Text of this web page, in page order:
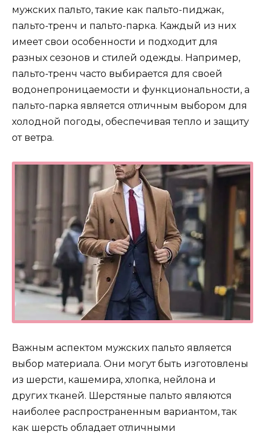
мужских пальто, такие как пальто-пиджак,
пальто-тренч и пальто-парка. Каждый из них
имеет свои особенности и подходит для
разных сезонов и стилей одежды. Например,
пальто-тренч часто выбирается для своей
водонепроницаемости и функциональности, а
пальто-парка является отличным выбором для
холодной погоды, обеспечивая тепло и защиту
от ветра.
Важным аспектом мужских пальто является
выбор материала. Они могут быть изготовлены
из шерсти, кашемира, хлопка, нейлона и
других тканей. Шерстяные пальто являются
наиболее распространенным вариантом, так
как шерсть обладает отличными